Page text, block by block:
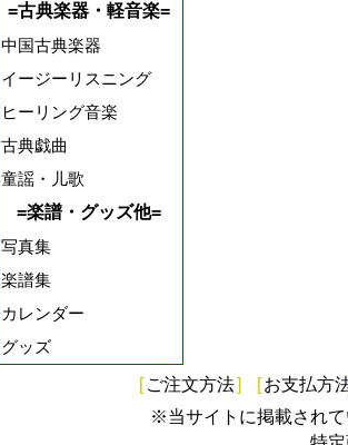
=古典楽器・軽音楽=
中国古典楽器
イージーリスニング
ヒーリング音楽
古典戯曲
童謡・儿歌
=楽譜・グッズ他=
写真集
楽譜集
カレンダー
グッズ
[ ご注文方法] [お支払方
※当サイトに掲載されて